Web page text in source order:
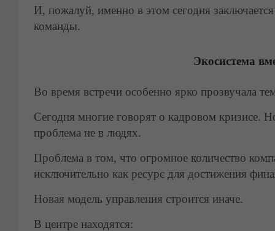
И, пожалуй, именно в этом сегодня
команды.
Экосистема
Во время встречи особенно ярко прозвучала
Сегодня многие говорят о кадровом кризисе.
проблема не в людях.
Проблема в том, что огромное количество
исключительно как ресурс для достижения
Новая модель управления строится иначе.
В центре находятся: